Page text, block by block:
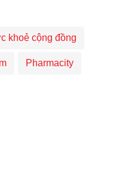
khoẻ cộng đồng
Pharmacity